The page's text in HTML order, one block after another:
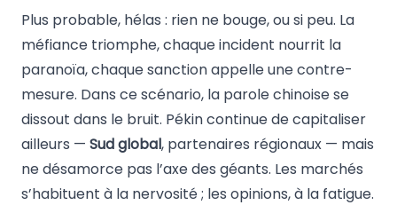
Plus probable, hélas : rien ne bouge, ou si peu. La
méfiance triomphe, chaque incident nourrit la
paranoïa, chaque sanction appelle une contre-
mesure. Dans ce scénario, la parole chinoise se
dissout dans le bruit. Pékin continue de capitaliser
ailleurs — Sud global, partenaires régionaux — mais
ne désamorce pas l’axe des géants. Les marchés
s’habituent à la nervosité ; les opinions, à la fatigue.